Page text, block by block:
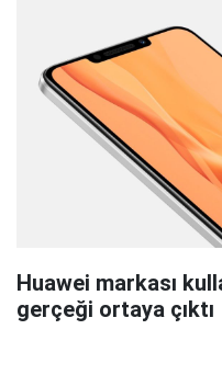
Huawei markası
gerçeği ortaya çıktı